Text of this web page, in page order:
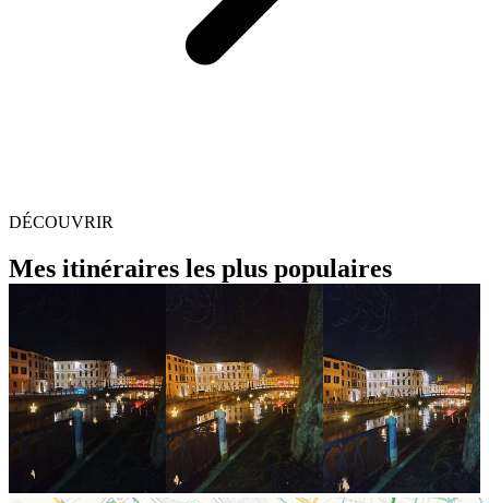
DÉCOUVRIR
Mes itinéraires les plus populaires